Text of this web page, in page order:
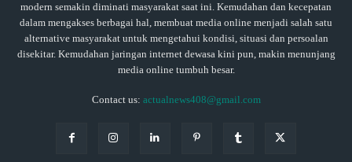
modern semakin diminati masyarakat saat ini. Kemudahan dan kecepatan
dalam mengakses berbagai hal, membuat media online menjadi salah satu
alternative masyarakat untuk mengetahui kondisi, situasi dan persoalan
disekitar. Kemudahan jaringan internet dewasa kini pun, makin menunjang
media online tumbuh besar.
Contact us: actualnews408@gmail.com